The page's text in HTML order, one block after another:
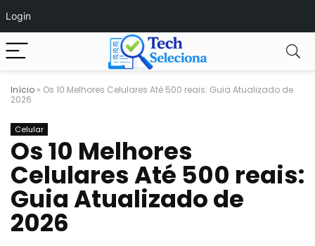
Login
Início » Os 10 Melhores Celulares Até 500 reais: Guia Atualizado de
2026
Celular
Os 10 Melhores
Celulares Até 500 reais:
Guia Atualizado de
2026